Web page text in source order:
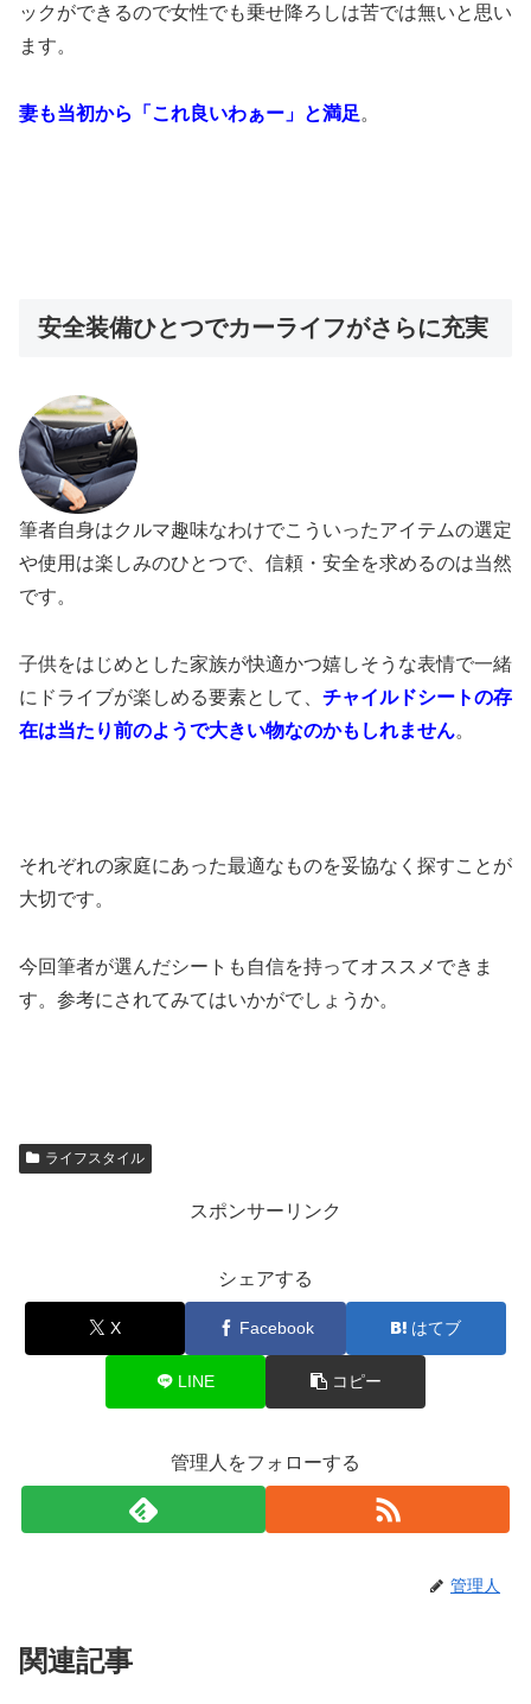
ックができるので女性でも乗せ降ろしは苦では無いと思い
ます。
妻も当初から「これ良いわぁー」と満足。
安全装備ひとつでカーライフがさらに充実
筆者自身はクルマ趣味なわけでこういったアイテムの選定
や使用は楽しみのひとつで、信頼・安全を求めるのは当然
です。
子供をはじめとした家族が快適かつ嬉しそうな表情で一緒
にドライブが楽しめる要素として、 チャイルドシートの存
在は当たり前のようで大きい物なのかもしれません。
それぞれの家庭にあった最適なものを妥協なく探すことが
大切です。
今回筆者が選んだシートも自信を持ってオススメできま
す。参考にされてみてはいかがでしょうか。
ライフスタイル
スポンサーリンク
シェアする
X Facebook はてブ
LINE コピー
管理人をフォローする
管理人
関連記事